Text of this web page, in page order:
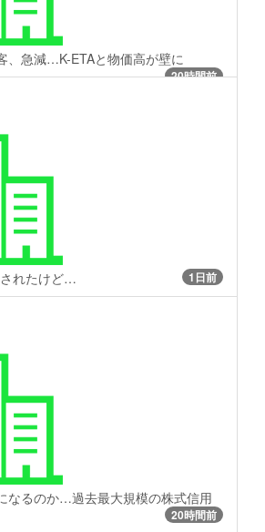
、急減…K-ETAと物価高が壁に
20時間前
れたけど… 1日前
なるのか…過去最大規模の株式信用
20時間前